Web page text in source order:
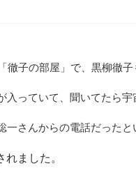
徹子の部屋」で、黒柳徹
入っていて、聞いてたら
一さんからの電話だった
ました。